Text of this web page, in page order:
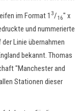
im Format 1 3/16" x
und nummerierte
Linie übernahmen
bekannt. Thomas
"Manchester and
Stationen dieser